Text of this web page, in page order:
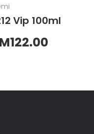
Vip 100ml
122.00